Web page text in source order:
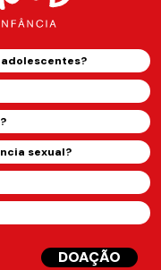
sexual?
DOAÇÃO